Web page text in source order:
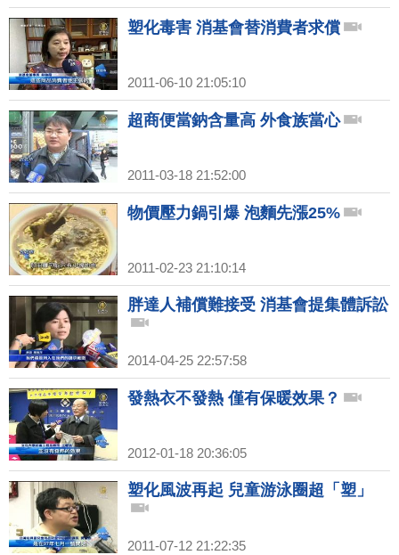
塑化毒害 消基會替消費者求償
2011-06-10 21:05:10
超商便當鈉含量高 外食族當心
2011-03-18 21:52:00
物價壓力鍋引爆 泡麵先漲25%
2011-02-23 21:10:14
胖達人補償難接受 消基會提集體訴訟
2014-04-25 22:57:58
發熱衣不發熱 僅有保暖效果？
2012-01-18 20:36:05
塑化風波再起 兒童游泳圈超「塑」
2011-07-12 21:22:35